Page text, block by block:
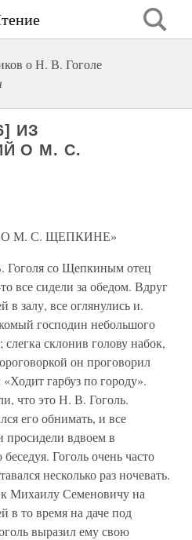
о Н. В. Гоголе
ИЗ
О М. С.
М. С. ЩЕПКИНЕ»
Гоголя со Щепкиным отец
все сидели за обедом. Вдруг
в залу, все оглянулись и.
господин небольшого
склонив голову набок,
он проговорил
гарбуз по городу».
что это Н. В. Гоголь.
его обнимать, и все
просидели вдвоем в
Гоголь очень часто
несколько раз ночевать.
Михаилу Семеновичу на
в то время на даче под
выразил ему свою